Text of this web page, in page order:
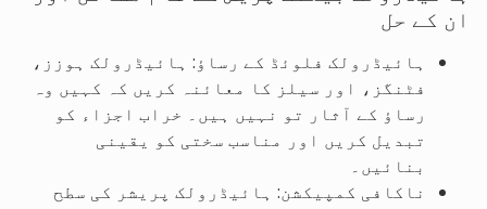
ان کے حل
ہائیڈرولک فلوئڈ کے رساؤ: ہائیڈرولک ہوزز،
فٹنگز، اور سیلز کا معائنہ کریں کہ کہیں وہ
رساؤ کے آثار تو نہیں ہیں۔ خراب اجزاء کو
تبدیل کریں اور مناسب سختی کو یقینی
بنائیں۔
ناکافی کمپیکشن: ہائیڈرولک پریشر کی سطح